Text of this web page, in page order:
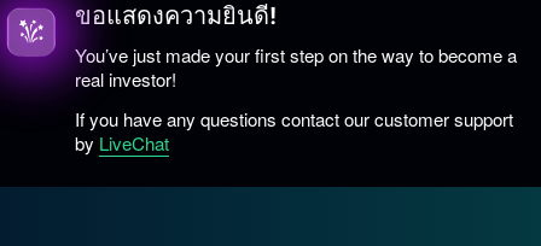
ขอแสดงความยินดี!
You’ve just made your first step on the way to become a
real investor!
If you have any questions contact our customer support
by LiveChat